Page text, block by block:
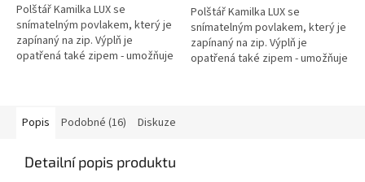
Polštář Kamilka LUX se
snímatelným povlakem, který je
zapínaný na zip. Výplň je
opatřená také zipem - umožňuje
Polštář Kamilka LUX se
snímatelným povlakem, který je
zapínaný na zip. Výplň je
opatřená také zipem - umožňuje
Popis
Podobné (16) Diskuze
Detailní popis produktu